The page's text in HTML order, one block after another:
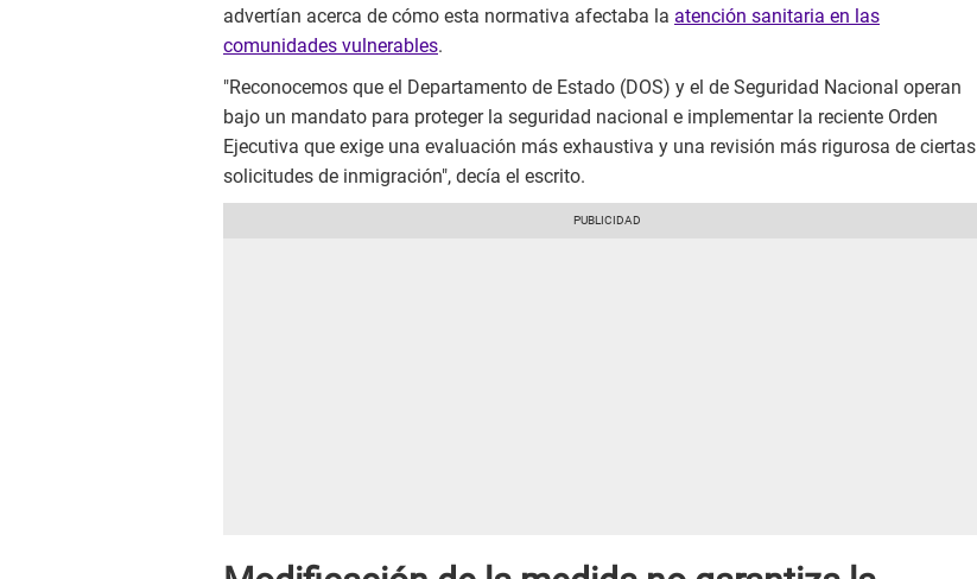
advertían acerca de cómo esta normativa afectaba la atención sanitaria en las
comunidades vulnerables.
"Reconocemos que el Departamento de Estado (DOS) y el de Seguridad Nacional operan
bajo un mandato para proteger la seguridad nacional e implementar la reciente Orden
Ejecutiva que exige una evaluación más exhaustiva y una revisión más rigurosa de ciertas
solicitudes de inmigración", decía el escrito.